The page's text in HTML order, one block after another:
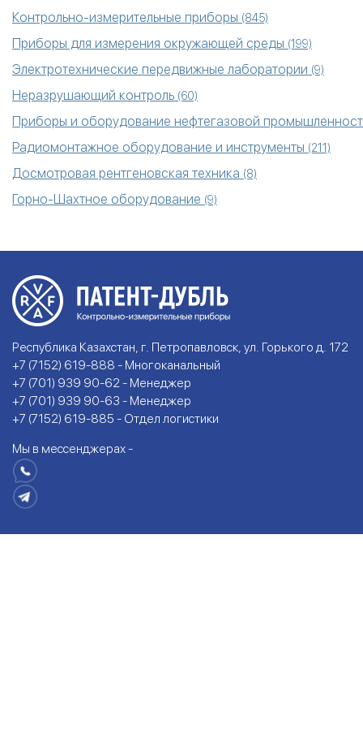
Контрольно-измерительные приборы (845)
Приборы для измерения окружающей среды (199)
Электротехнические передвижные лаборатории (9)
Неразрушающий контроль (60)
Приборы и оборудование нефтегазовой
Радиомонтажное оборудование и инструменты (211)
Досмотровая рентгеновская техника (8)
Горно-Шахтное оборудование (9)
Республика Казахстан, г. Петропавловск, ул. Горького д. 172
+7 (7152) 619-888 - Многоканальный
+7 (701) 939 90-62 - Менеджер
+7 (701) 939 90-63 - Менеджер
+7 (7152) 619-885 - Отдел логистики
Мы в мессенджерах -